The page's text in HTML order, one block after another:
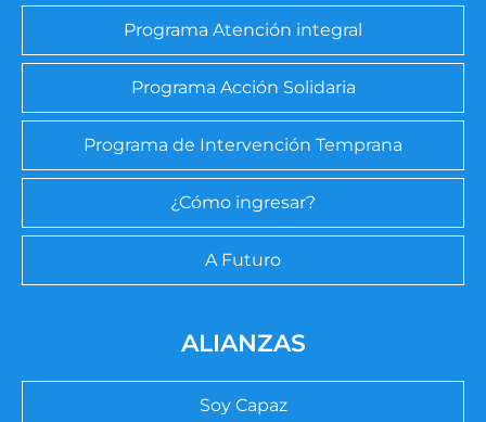
Programa Atención integral
Programa Acción Solidaria
Programa de Intervención Temprana
¿Cómo ingresar?
A Futuro
ALIANZAS
Soy Capaz